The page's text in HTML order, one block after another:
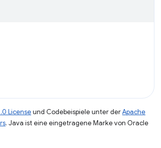
Licenseund Codebeispiele unter derApache
. Java ist eine eingetragene Marke von Oracle